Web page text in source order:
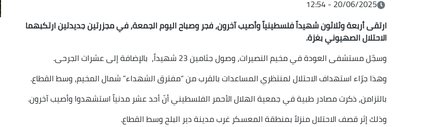
20/06/2025 - 12:54
ارتقى أربعة وثلاثون شهيداً فلسطينياً وأصيب آخرون، فجر وصباح اليوم الجمعة، في مجزرتين جديدتين ارتكبهما
الاحتلال الصهيوني بغزة.
وسجّل مستشفى العودة في مخيم النصيرات، وصول جثامين 23 شهيداً، بالإضافة إلى عشرات الجرحى.
وهذا جرّاء استهداف الاحتلال لمنتظري المساعدات بالقرب من “مفترق الشهداء” شمال المخيم، وسط القطاع.
بالتزامن، ذكرت مصادر طبية في جمعية الهلال الأحمر الفلسطيني أنّ أحد عشر مدنياً استشهدوا وأصيب آخرون.
وذلك إثر قصف الاحتلال منزلاً بمنطقة المعسكر غرب مدينة دير البلح وسط القطاع.